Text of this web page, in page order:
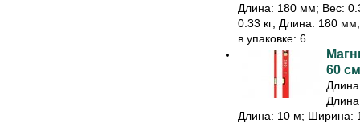
Длина: 180 мм; Вес:
0.33 кг; Длина: 180
в упаковке: 6 ...
60
Длина: 10 м; Ширина: